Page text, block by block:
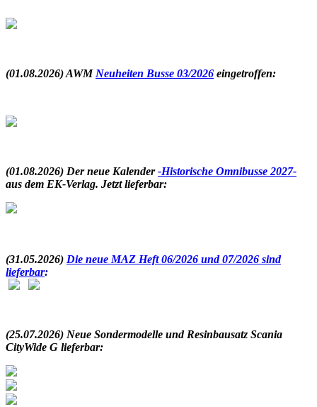
(01.08.2026) AWM Neuheiten Busse 03/2026 eingetroffen:
(01.08.2026) Der neue Kalender-Historische Omnibusse 2027-
aus dem EK-Verlag. Jetzt lieferbar:
(31.05.2026) Die neue MAZ Heft 06/2026 und 07/2026 sind
lieferbar:
(25.07.2026) Neue Sondermodelle und Resinbausatz Scania
CityWide G lieferbar: